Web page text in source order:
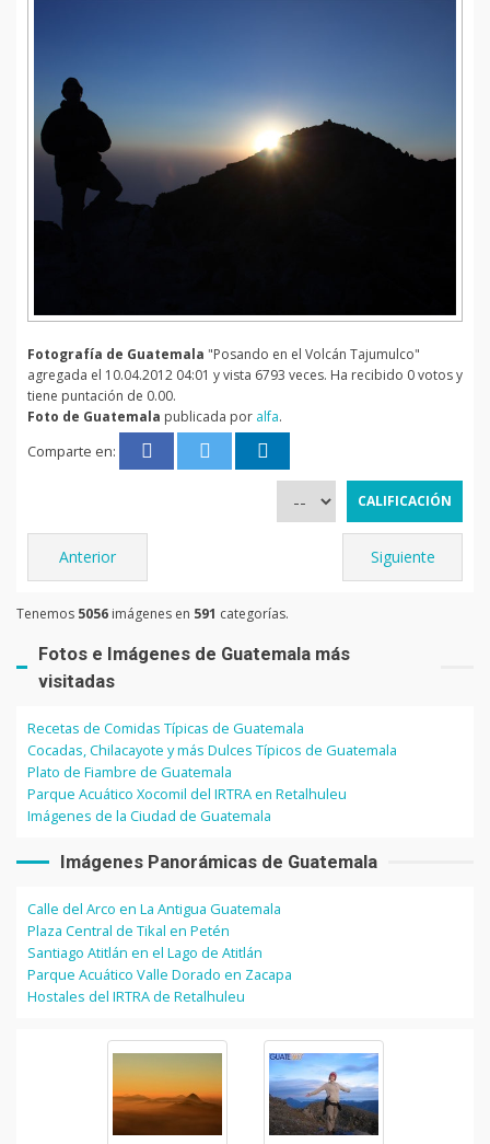
Fotografía de Guatemala "Posando en el Volcán Tajumulco"
agregada el 10.04.2012 04:01 y vista 6793 veces. Ha recibido 0 votos y
tiene puntación de 0.00.
Foto de Guatemala publicada por alfa.
Comparte en:
Anterior Siguiente
Tenemos 5056 imágenes en 591 categorías.
Fotos e Imágenes de Guatemala más
visitadas
Recetas de Comidas Típicas de Guatemala
Cocadas, Chilacayote y más Dulces Típicos de Guatemala
Plato de Fiambre de Guatemala
Parque Acuático Xocomil del IRTRA en Retalhuleu
Imágenes de la Ciudad de Guatemala
Imágenes Panorámicas de Guatemala
Calle del Arco en La Antigua Guatemala
Plaza Central de Tikal en Petén
Santiago Atitlán en el Lago de Atitlán
Parque Acuático Valle Dorado en Zacapa
Hostales del IRTRA de Retalhuleu